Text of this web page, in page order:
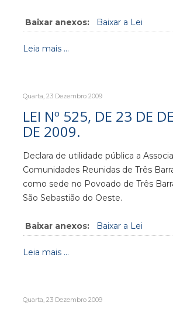
Baixar anexos: Baixar a Lei
Leia mais ...
Quarta, 23 Dezembro 2009
LEI Nº 525, DE 23 DE
DE 2009.
Declara de utilidade pública a
Comunidades Reunidas de Três
como sede no Povoado de Três
São Sebastião do Oeste.
Baixar anexos: Baixar a Lei
Leia mais ...
Quarta, 23 Dezembro 2009